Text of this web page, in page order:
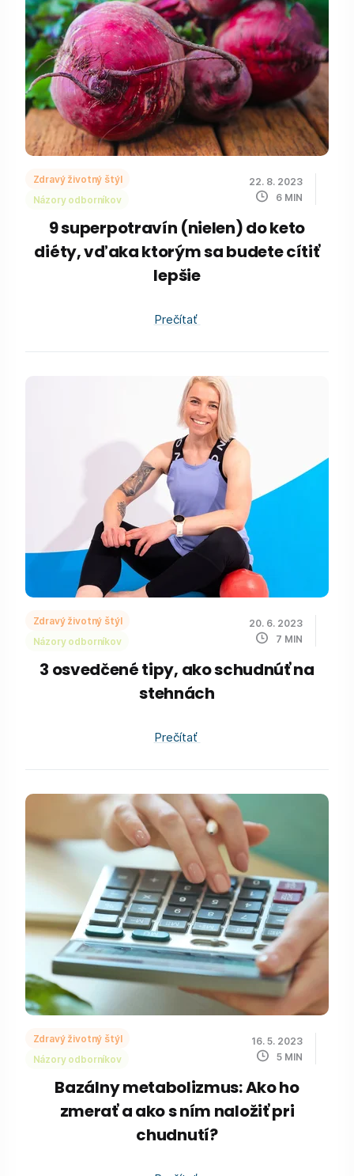
Zdravý životný štýl
Názory odborníkov
22. 8. 2023
6 MIN
9 superpotravín (nielen) do keto
diéty, vďaka ktorým sa budete cítiť
lepšie
Prečítať
Zdravý životný štýl
Názory odborníkov
20. 6. 2023
7 MIN
3 osvedčené tipy, ako schudnúť na
stehnách
Prečítať
Zdravý životný štýl
Názory odborníkov
16. 5. 2023
5 MIN
Bazálny metabolizmus: Ako ho
zmerať a ako s ním naložiť pri
chudnutí?